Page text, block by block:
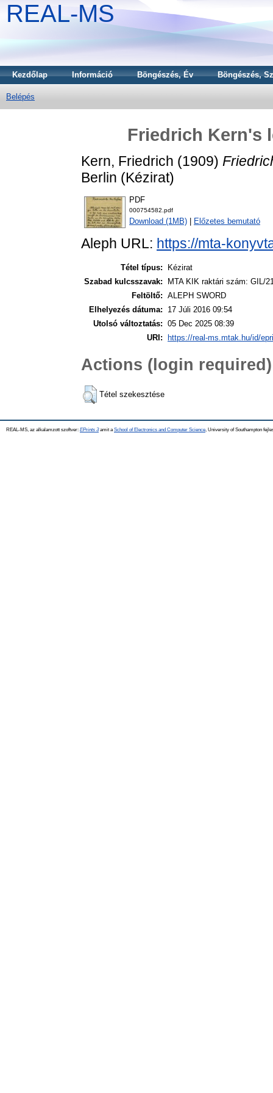
REAL-MS
Kezdőlap Információ Böngészés, Év Böngészés,
Belépés
Friedrich Kern's
Kern, Friedrich (1909)
Berlin (Kézirat)
PDF
000754582.pdf
Download (1MB) Előzetes bemutató
Aleph URL: https://mta-
Tétel típus:
Kézirat
Szabad kulcsszavak:
MTA KIK raktári szám: GIL/
Feltöltő: ALEPH SWORD
Elhelyezés dátuma:
17 Júli 2016 09:54
Utolsó változtatás: 05 Dec 2025 08:39
URI:
https://real-ms.mtak.hu/id/
Actions (login required)
Tétel szekesztése
REAL-MS, az alkalamzott szoftver: EPrints 3amit a School of Electronics and Computer Science , University of Southampton